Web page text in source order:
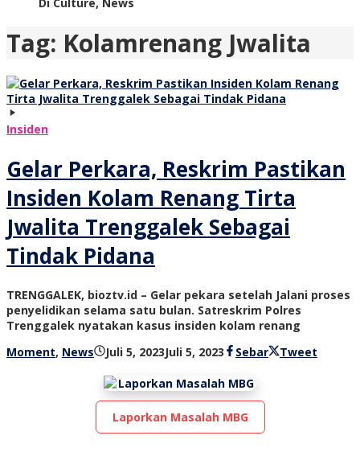
Tag: Kolamrenang Jwalita
Insiden
Gelar Perkara, Reskrim Pastikan
Insiden Kolam Renang Tirta
Jwalita Trenggalek Sebagai
Tindak Pidana
TRENGGALEK, bioztv.id – Gelar pekara setelah Jalani proses
penyelidikan selama satu bulan. Satreskrim Polres
Trenggalek nyatakan kasus insiden kolam renang
Moment, News Juli 5, 2023Juli 5, 2023 oleh
tv
Sebar Tweet
Laporkan Masalah MBG